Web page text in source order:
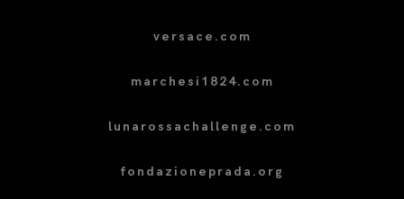
versace.com
marchesi1824.com
lunarossachallenge.com
fondazioneprada.org